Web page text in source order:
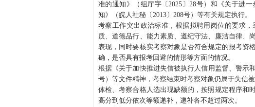
准的通知》（组厅字〔2025〕28号）和《关于进
知》（皖人社秘〔2013〕208号）等有关规定执行。
考察工作突出政治标准，根据拟聘用岗位的要求
质、道德品行、能力素质、遵纪守法、廉洁自律、
表现，同时要核实考察对象是否符合规定的报考资
确，是否具有报考回避的情形等方面的情况。
根据《关于加快推进失信被执行人信用监督、警示
号）等文件精神，考察结束时考察对象仍属于失信
体检、考察合格人选出现缺额的，按照规定程序和
高分到低分依次等额递补，递补各不超过两次。